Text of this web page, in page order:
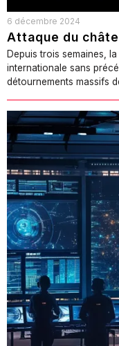
6 décembre 2024
Attaque du
Depuis trois semaines,
internationale sans
détournements massifs